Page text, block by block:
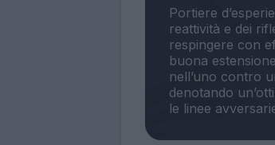
Portiere
reattività e dei
respingere con
buona
nell’uno contro
denotando